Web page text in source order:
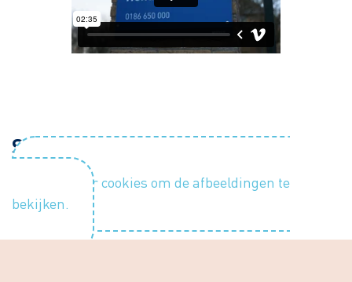
Sfeerimpressie
Accepteer cookies om de afbeeldingen te
bekijken.